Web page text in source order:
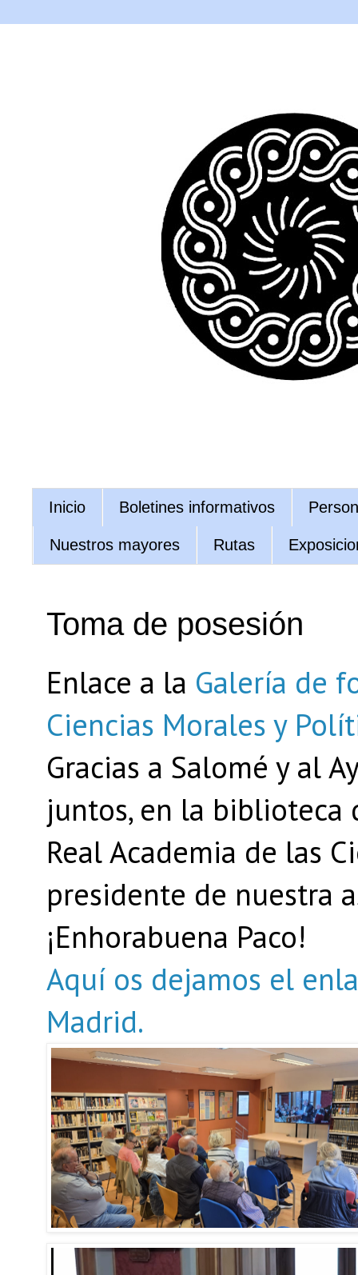
Inicio Boletines informativos
Nuestros mayores Rutas
Toma de posesión
Enlace a la Galería de
Ciencias Morales y
Gracias a Salomé y al
juntos, en la biblioteca
Real Academia de las
presidente de nuestra
¡Enhorabuena Paco!
Aquí os dejamos el
Madrid.